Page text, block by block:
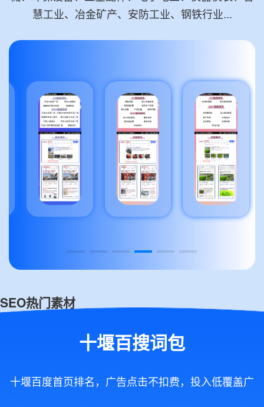
慧工业、冶金矿产、安防工业、钢铁行业...
SEO热门素材
十堰百搜词包
十堰百度首页排名，广告点击不扣费，投入低覆盖广